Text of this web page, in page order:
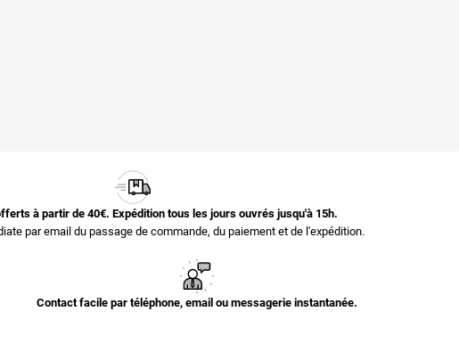
à partir de 40€. Expédition tous les jours ouvrés jusqu'à 15h.
par email du passage de commande, du paiement et de l'expédition.
Contact facile par téléphone, email ou messagerie instantanée.